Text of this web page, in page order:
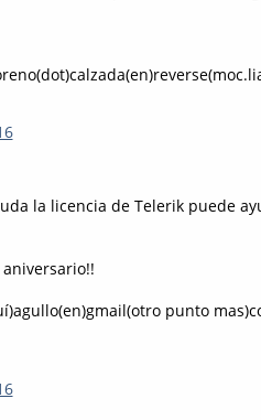
la licencia de Telerik puede
punto